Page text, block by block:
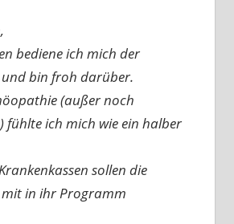
bediene ich mich der
bin froh darüber.
(außer noch
fühlte ich mich wie ein halber
sollen die
in ihr Programm